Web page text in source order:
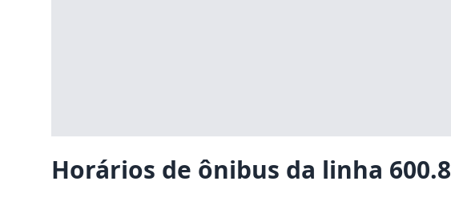
Horários de ônibus da linha 600.8